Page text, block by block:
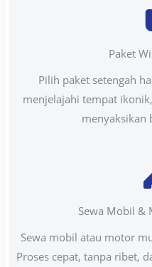
Paket
Pilih paket setengah
menjelajahi tempat
menyaksikan
Sewa Mobil &
Sewa mobil atau motor
Proses cepat, tanpa ribet,